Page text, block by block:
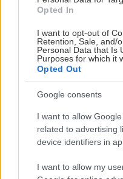
Opted In
I want to opt-out of
Retention, Sale, and/
Personal Data that Is
Purposes for which it
Opted Out
Google consents
I want to allow
related to advertising
device identifiers in
I want to allow my
Chcete dominantu
ktorá pritiahne
Vyrobte si takéto